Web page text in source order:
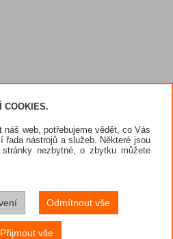
COOKIES.
web, potřebujeme vědět, co Vás
nástrojů a služeb. Některé jsou
nezbytné, o zbytku můžete
Odmítnout vše
Přijmout vše